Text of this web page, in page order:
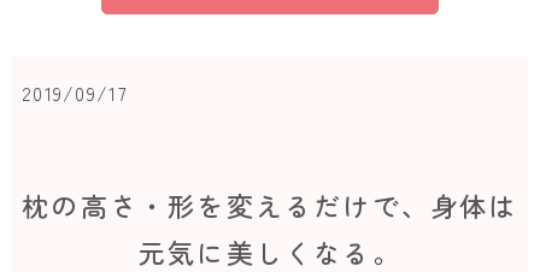
2019/09/17
枕の高さ・形を変えるだけで、身体は
元気に美しくなる。